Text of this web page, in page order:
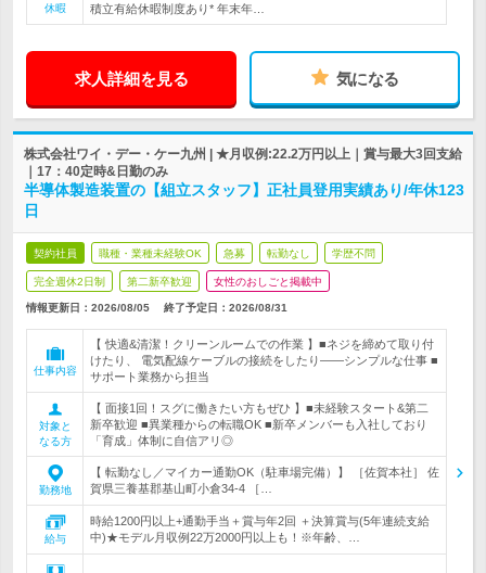
休暇
積立有給休暇制度あり* 年末年…
求人詳細を見る 気になる
株式会社ワイ・デー・ケー九州 | ★月収例:22.2万円以上｜賞与最大3回支給
｜17：40定時&日勤のみ
半導体製造装置の【組立スタッフ】正社員登用実績あり/年休123
日
契約社員 職種・業種未経験OK 急募 転勤なし 学歴不問
完全週休2日制 第二新卒歓迎 女性のおしごと掲載中
情報更新日：2026/08/05 終了予定日： 2026/08/31
仕事内容
【 快適&清潔！クリーンルームでの作業 】■ネジを締めて取り付
けたり、 電気配線ケーブルの接続をしたり――シンプルな仕事 ■
サポート業務から担当
対象と
なる方
【 面接1回！スグに働きたい方もぜひ 】■未経験スタート&第二
新卒歓迎 ■異業種からの転職OK ■新卒メンバーも入社しており
「育成」体制に自信アリ◎
勤務地
【 転勤なし／マイカー通勤OK（駐車場完備）】 ［佐賀本社］ 佐
賀県三養基郡基山町小倉34-4 ［…
給与
時給1200円以上+通勤手当＋賞与年2回 ＋決算賞与(5年連続支給
中)★モデル月収例22万2000円以上も！※年齢、…